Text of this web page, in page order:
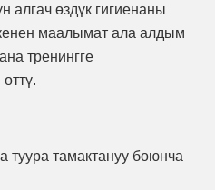
алгач өздүк гигиенаны
маалымат ала алдым
тренингге
туура тамактануу боюнча